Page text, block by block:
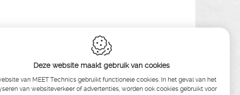
Deze website maakt gebruik van cookies
van MEET Technics gebruikt functionele cookies. In het geval van het
van websiteverkeer of advertenties, worden ook cookies gebruikt voor